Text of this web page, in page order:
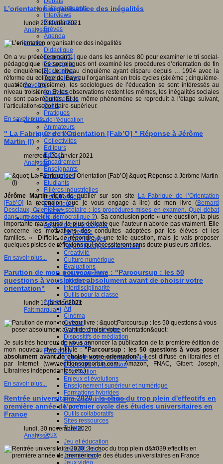
Faits marquants
Interviews
Reportages
Brèves
Agenda
Innover
Didactique
Dispositifs
Pédagogie
Recherche
Technologies
Savoir(s)
Analyses
Conférences
Outils
Pratiques
Acteurs de l'éducation
Animateurs
Chercheurs
Collectivités
Editeurs
EdTech
Encadrement
Enseignants
Entreprises
Etudiants
Filières industrielles
Institutionnels
Médiateurs
Parents
Thématiques
Apprendre et enseigner
Apprendre
Apprentissages
Apprentissages collaboratifs
Créativité
Culture numérique
Evaluations
Individualisation
Initiatives
Interdisciplinarité
Outils pour la classe
Arts et Culture
Art
Cinéma
Culture
Culture et numérique
Dispositifs de médiation
Littérature
Formation
Compétences professionnelles
Dispositifs de formation
E- formation
Enjeux et évolutions
Enseignement supérieur et numérique
Formations hybrides
Formation universitaire
Mooc’s
Outils collaboratifs
Sites ressources
Tutorat
Jeux
Jeu et éducation
Jeux 4/12 ans
Jeux sérieux
Jeux vidéo
L’orientation organisatrice des inégalités
lundi, 22 février 2021
Analyses
On a vu précédemment[1] que dans les années 80 pour examiner le tri social-
pédagogique les sociologues ont examiné les procédures d’orientation de fin
de cinquième[2]. Le niveau cinquième ayant disparu depuis … 1994 avec la
réforme du collège de Bayrou l’organisant en trois cycles (sixième ; cinquième-
quatrième ; troisième), les sociologues de l’éducation se sont intéressés au
niveau troisième. Et les observations restent les mêmes, les inégalités sociales
ne sont pas réduites. Et le même phénomène se reproduit à l’étage suivant,
l’articulation secondaire-supérieur.
En savoir plus...
" La Fabrique de l’Orientation [Fab’O] " Réponse à Jérôme
Martin (I)
mercredi, 20 janvier 2021
Analyses
Jérôme Martinvient de publier sur son site
La Fabrique de l’Orientation
[Fab’O] la recension (que je vous engage à lire) de mon livre (Bernard
Desclaux, Orientation scolaire : les procédures mises en examen. Quel débat
dans une société démocratique ?). Sa conclusion porte « une question, la plus
importante mais aussi la plus délicate que l’auteur n’aborde pas vraiment. Elle
concerne les motivations des conduites adoptées par les élèves et les
familles. » Difficile de répondre à une telle question, mais je vais proposer
quelques pistes de réflexions qui nécessiteront sans doute plusieurs articles.
En savoir plus...
Parution de mon nouveau livre : "Parcoursup : les 50
questions à vous poser absolument avant de choisir votre
orientation"​
lundi, 11 janvier 2021
Fait marquant
Je suis très heureux de vous annoncer la publication de la première édition de
mon nouveau livre intitulé : "Parcoursup : les 50 questions à vous poser
absolument avant de choisir votre orientation".Il est diffusé en librairies et
par Internet (www.editionsopportun.com, Amazon, FNAC, Gibert Joseph,
Librairies indépendantes, etc.)
En savoir plus...
Rentrée universitaire 2020 : le choc du trop plein d'effectifs en
première année de premier cycle des études universitaires en
France
lundi, 30 novembre 2020
Analyses